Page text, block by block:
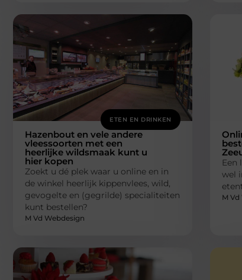
ETEN EN DRINKEN
Hazenbout en vele andere
vleessoorten met een
heerlijke wildsmaak kunt u
hier kopen
Zoekt u dé plek waar u online en in
de winkel heerlijk kippenvlees, wild,
gevogelte en (gegrilde) specialiteiten
kunt bestellen?
M Vd Webdesign
Een
wel
M